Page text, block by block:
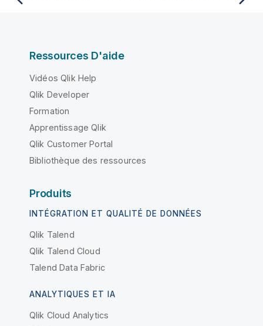
Ressources D'aide
Vidéos Qlik Help
Qlik Developer
Formation
Apprentissage Qlik
Qlik Customer Portal
Bibliothèque des ressources
Produits
INTÉGRATION ET QUALITÉ DE DONNÉES
Qlik Talend
Qlik Talend Cloud
Talend Data Fabric
ANALYTIQUES ET IA
Qlik Cloud Analytics